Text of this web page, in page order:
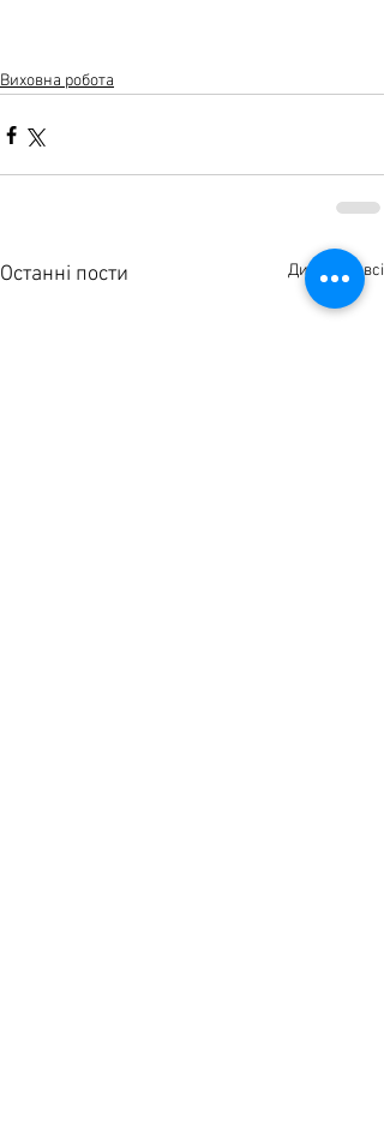
Виховна робота
Останні пости Дивитися всі